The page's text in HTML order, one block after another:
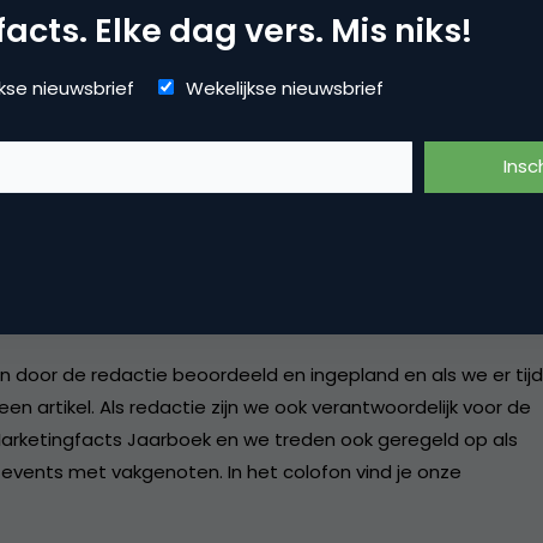
link
door de redactie beoordeeld en ingepland en als we er tijd
artikel. Als redactie zijn we ook verantwoordelijk voor de
Jaarboek en we treden ook geregeld op als
met vakgenoten. In het colofon vind je onze
Elke dag vers. Mis niks!
nieuwsbrief Wekelijkse nieuwsbrief